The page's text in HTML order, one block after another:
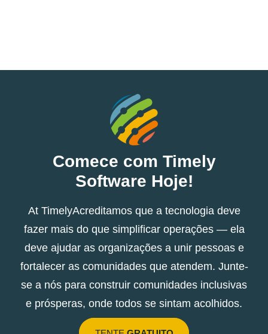
Comece com Timely
Software Hoje!
At TimelyAcreditamos que a tecnologia deve
fazer mais do que simplificar operações — ela
deve ajudar as organizações a unir pessoas e
fortalecer as comunidades que atendem. Junte-
se a nós para construir comunidades inclusivas
e prósperas, onde todos se sintam acolhidos.